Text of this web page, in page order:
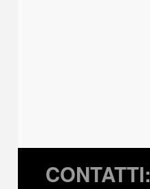
CONTATTI: